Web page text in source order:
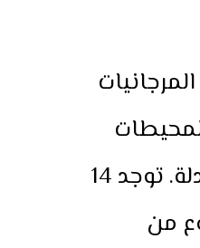
الاستوائية المعتدلة. توجد 14
من